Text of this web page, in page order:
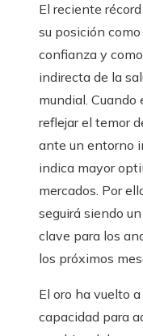
El reciente
su posición
confianza y
indirecta de la
mundial. Cuando
reflejar el temor
ante un entorno
indica mayor
mercados. Por
seguirá siendo
clave para los
los próximos
El oro ha vuelto
capacidad para